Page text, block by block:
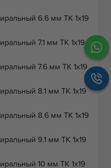
6.6 мм ТК 1х19
7.1 мм ТК 1х19
7.6 мм ТК 1х19
8.1 мм ТК 1х19
8.6 мм ТК 1х19
9.1 мм ТК 1х19
10 мм ТК 1х19